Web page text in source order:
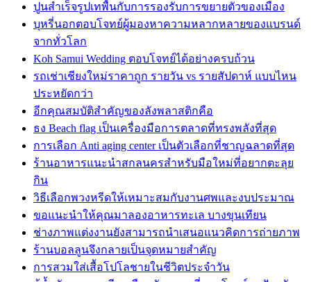
ปูนสำเร็จรูปเทพื้นกับการรองรับการขยายตัวของเมือง
บุหรี่นอกตอบโจทย์ผู้มองหาความหลากหลายของแบรนด์
จากทั่วโลก
Koh Samui Wedding ตอบโจทย์ได้อย่างครบถ้วน
รถเช่าเชียงใหม่ราคาถูก รายวัน vs รายสัปดาห์ แบบไหน
ประหยัดกว่า
อีกคุณสมบัติสำคัญของลังพลาสติกคือ
ธง Beach flag เป็นเครื่องมือการตลาดที่ทรงพลังที่สุด
การเลือก Anti aging center เป็นตัวเลือกที่ชาญฉลาดที่สุด
ร้านอาหารแนะนำสกลนครสำหรับมือใหม่ที่อยากตะลุย
กิน
วิธีเลือกพวงหรีดให้เหมาะสมกับงานศพและงบประมาณ
ขอแนะนำให้คุณมาลองอาหารทะเล บางขุนเทียน
ช่างภาพแต่งงานยังสามารถนำเสนอแนวคิดการถ่ายภาพ
ร้านบอลลูนจึงกลายเป็นจุดหมายสำคัญ
การสวมใส่เสื้อโปโลชายในชีวิตประจำวัน